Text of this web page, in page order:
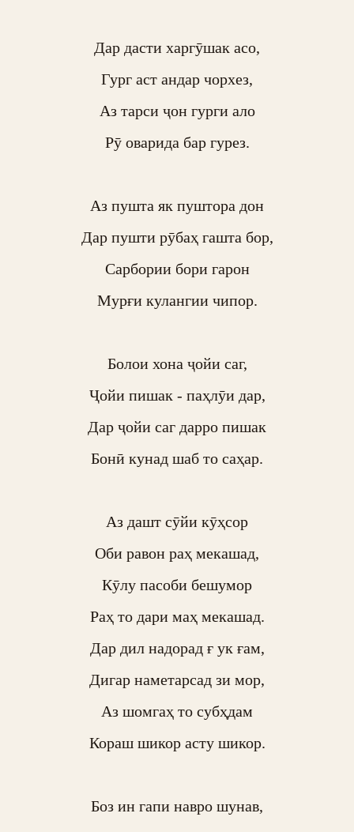
Дар дасти харгӯшак асо,
Гург аст андар чорхез,
Аз тарси ҷон гурги ало
Рӯ оварида бар гурез.
Аз пушта як пуштора дон
Дар пушти рӯбаҳ гашта бор,
Сарбории бори гарон
Мурғи кулангии чипор.
Болои хона ҷойи саг,
Ҷойи пишак - паҳлӯи дар,
Дар ҷойи саг дарро пишак
Бонӣ кунад шаб то саҳар.
Аз дашт сӯйи кӯҳсор
Оби равон раҳ мекашад,
Кӯлу пасоби бешумор
Раҳ то дари маҳ мекашад.
Дар дил надорад ғ ук ғам,
Дигар наметарсад зи мор,
Аз шомгаҳ то субҳдам
Кораш шикор асту шикор.
Боз ин гапи навро шунав,